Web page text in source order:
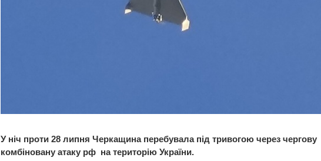
У ніч проти 28 липня Черкащина перебувала під тривогою через чергову
комбіновану атаку рф на територію України.